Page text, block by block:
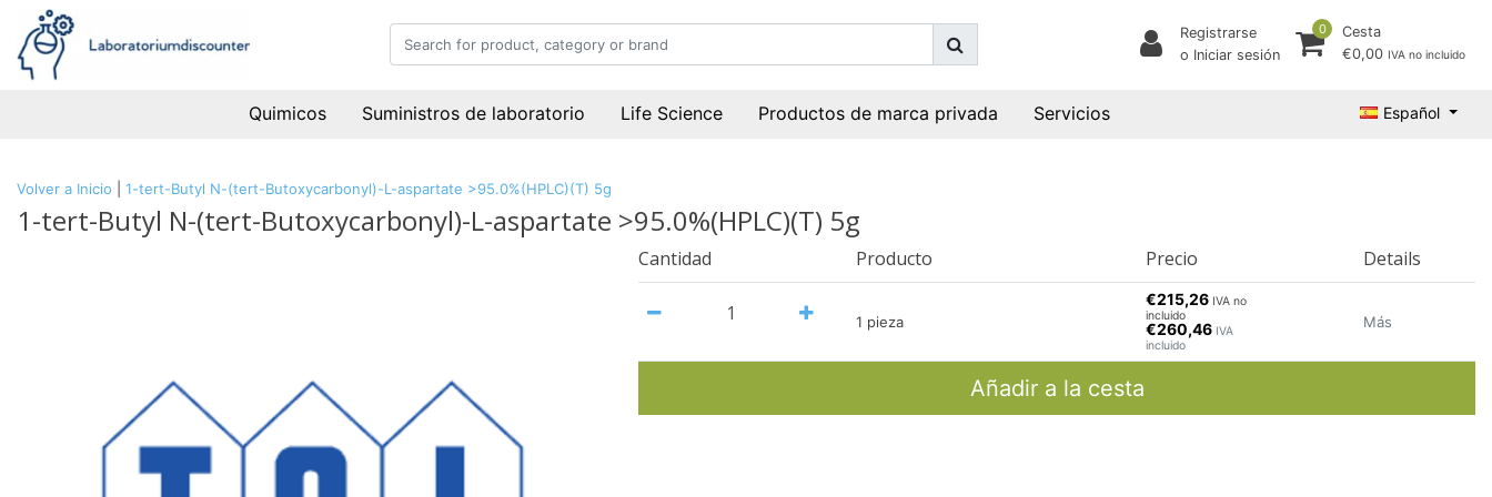
Registrarse
o Iniciar sesión
0
Cesta
€0,00 IVA no incluido
Quimicos Suministros de laboratorio Life Science Productos de marca privada Servicios Español
Volver a Inicio 1-tert-Butyl N-(tert-Butoxycarbonyl)-L-aspartate >95.0%(HPLC)(T) 5g
1-tert-Butyl N-(tert-Butoxycarbonyl)-L-aspartate >95.0%(HPLC)(T) 5g
Cantidad Producto Precio Details
1 pieza
€215,26 IVA no
incluido
€260,46 IVA
incluido
Más
Añadir a la cesta